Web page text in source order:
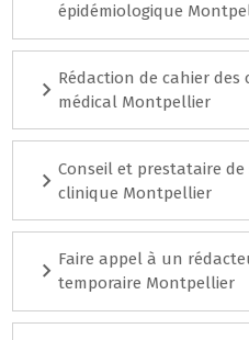
épidémiologique
Rédaction de cahier
médical Montpellier
Conseil et prestataire de
clinique Montpellier
Faire appel à un
temporaire Montpellier